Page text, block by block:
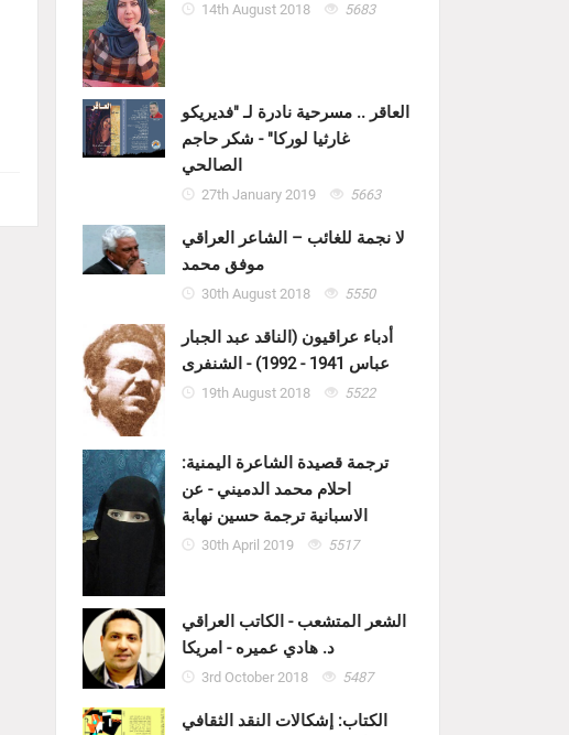
14th August 2018 5683
العاقر .. مسرحية نادرة لـ "فديريكو
غارثيا لوركا" - شكر حاجم
الصالحي
27th January 2019 5663
لا نجمة للغائب – الشاعر العراقي
موفق محمد
30th August 2018 5550
أدباء عراقيون (الناقد عبد الجبار
عباس 1941 - 1992) - الشنفرى
19th August 2018 5522
ترجمة قصيدة الشاعرة اليمنية:
احلام محمد الدميني - عن
الاسبانية ترجمة حسين نهابة
30th April 2019 5517
الشعر المتشعب - الكاتب العراقي
د. هادي عميره - امريكا
3rd October 2018 5487
الكتاب: إشكالات النقد الثقافي